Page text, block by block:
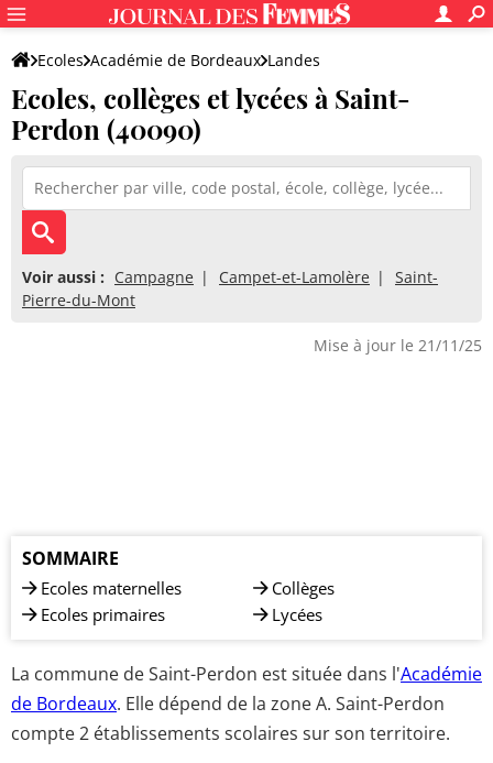
Ecoles Académie de Bordeaux Landes
Ecoles, collèges et lycées à Saint-
Perdon (40090)
Voir aussi : Campagne Campet-et-Lamolère
Saint-
Pierre-du-Mont
Mise à jour le 21/11/25
SOMMAIRE
Ecoles maternelles
Ecoles primaires
Collèges
Lycées
La commune de Saint-Perdon est située dans l'Académie
de Bordeaux. Elle dépend de la zone A. Saint-Perdon
compte 2 établissements scolaires sur son territoire.